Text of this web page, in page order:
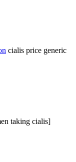
cialis price generic
taking cialis]